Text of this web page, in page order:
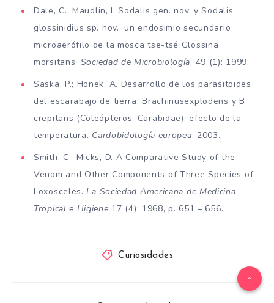
Dale, C.; Maudlin, I. Sodalis gen. nov. y Sodalis
glossinidius sp. nov., un endosimio secundario
microaerófilo de la mosca tse-tsé Glossina
morsitans. Sociedad de Microbiología, 49 (1): 1999.
Saska, P.; Honek, A. Desarrollo de los parasitoides
del escarabajo de tierra, Brachinusexplodens y B.
crepitans (Coleópteros: Carabidae): efecto de la
temperatura. Cardobidología europea: 2003.
Smith, C.; Micks, D. A Comparative Study of the
Venom and Other Components of Three Species of
Loxosceles.La Sociedad Americana de Medicina
Tropical e Higiene 17 (4): 1968, p. 651 – 656.
Curiosidades